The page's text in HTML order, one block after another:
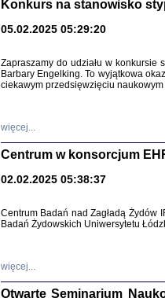
Konkurs na stanowisko
05.02.2025 05:29:20
Zapraszamy do udziału w konkursie
Barbary Engelking. To wyjątkowa
ciekawym przedsięwzięciu naukowym
więcej...
Centrum w konsorcjum
02.02.2025 05:38:37
Centrum Badań nad Zagładą Żydów
Badań Żydowskich Uniwersytetu
więcej...
Otwarte Seminarium